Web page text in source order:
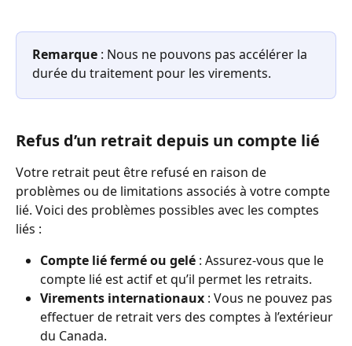
Remarque : Nous ne pouvons pas accélérer la
durée du traitement pour les virements.
Refus d’un retrait depuis un compte lié
Votre retrait peut être refusé en raison de
problèmes ou de limitations associés à votre compte
lié. Voici des problèmes possibles avec les comptes
liés :
Compte lié fermé ou gelé : Assurez-vous que le
compte lié est actif et qu’il permet les retraits.
Virements internationaux : Vous ne pouvez pas
effectuer de retrait vers des comptes à l’extérieur
du Canada.